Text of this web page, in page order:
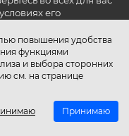
повышения удобства
функциями
и выбора сторонних
см. на странице
Принимаю
его